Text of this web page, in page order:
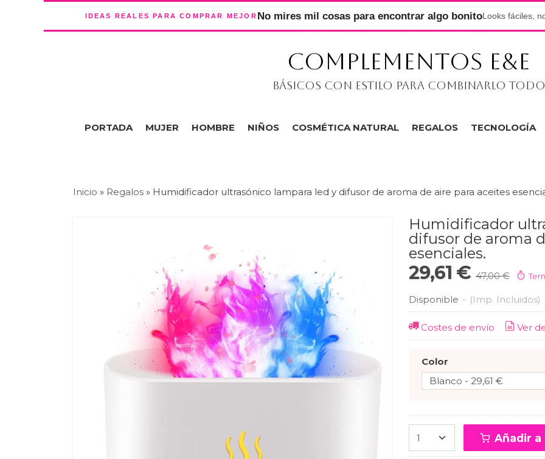
IDEAS REALES PARA COMPRAR MEJOR No mires mil cosas para encontrar algo bonitoLooks fáciles,
COMPLEMENTOS E&E
Básicos con estilo para combinarlo todo
PORTADA MUJER HOMBRE NIÑOS COSMÉTICA NATURAL REGALOS TECNOLOGÍA
Inicio » Regalos» Humidificador ultrasónico lampara led y difusor de aroma de aire para aceites
Humidificador
difusor de aroma
esenciales.
29,61 € 47,00 €
Disponible - (Imp. Incluidos)
Costes de envío Ver
Color
Añadir a